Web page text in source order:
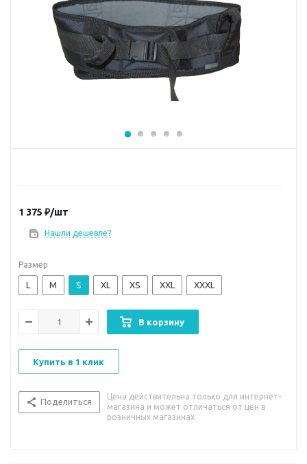
1 375 ₽/шт
Нашли дешевле?
Размер
L M S XL XS XXL XXXL
В корзину
Купить в 1 клик
Поделиться
Цена действительна только для интернет-
магазина и может отличаться от цен в
розничных магазинах